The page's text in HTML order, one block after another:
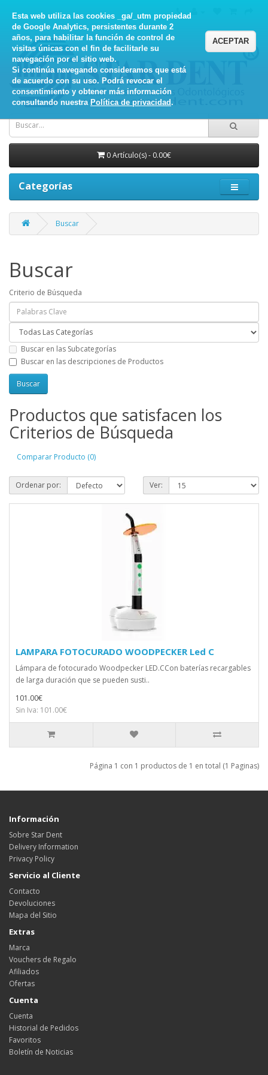
Esta web utiliza las cookies _ga/_utm propiedad
de Google Analytics, persistentes durante 2
años, para habilitar la función de control de
visitas únicas con el fin de facilitarle su
navegación por el sitio web.
Si continúa navegando consideramos que está
de acuerdo con su uso. Podrá revocar el
consentimiento y obtener más información
consultando nuestra Política de privacidad.
ACEPTAR
0 Artículo(s) - 0.00€
Categorías
Buscar
Buscar
Criterio de Búsqueda
Buscar en las Subcategorías
Buscar en las descripciones de Productos
Productos que satisfacen los
Criterios de Búsqueda
Comparar Producto (0)
Ordenar por: Ver:
LAMPARA FOTOCURADO WOODPECKER Led C
Lámpara de fotocurado Woodpecker LED.CCon baterías recargables
de larga duración que se pueden susti..
101.00€
Sin Iva: 101.00€
Página 1 con 1 productos de 1 en total (1 Paginas)
Información
Sobre Star Dent
Delivery Information
Privacy Policy
Servicio al Cliente
Contacto
Devoluciones
Mapa del Sitio
Extras
Marca
Vouchers de Regalo
Afiliados
Ofertas
Cuenta
Cuenta
Historial de Pedidos
Favoritos
Boletín de Noticias